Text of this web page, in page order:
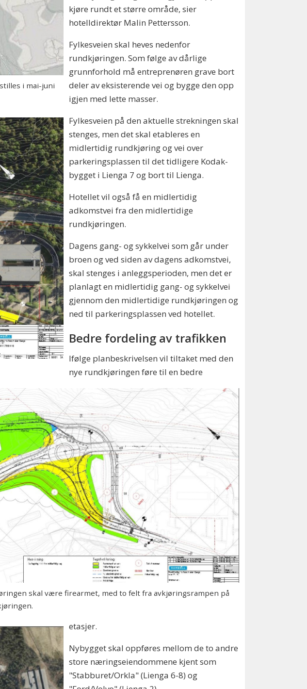
i mai-juni
kjøre rundt et større område, sier
hotelldirektør Malin Pettersson.
Fylkesveien skal heves nedenfor
rundkjøringen. Som følge av dårlige
grunnforhold må entreprenøren grave bort
deler av eksisterende vei og bygge den opp
igjen med lette masser.
skal være firearmet, med to felt fra avkjøringsrampen på
Fylkesveien på den aktuelle strekningen skal
stenges, men det skal etableres en
midlertidig rundkjøring og vei over
parkeringsplassen til det tidligere Kodak-
bygget i Lienga 7 og bort til Lienga.
Hotellet vil også få en midlertidig
adkomstvei fra den midlertidige
rundkjøringen.
Dagens gang- og sykkelvei som går under
broen og ved siden av dagens adkomstvei,
skal stenges i anleggsperioden, men det er
planlagt en midlertidig gang- og sykkelvei
gjennom den midlertidige rundkjøringen og
ned til parkeringsplassen ved hotellet.
Bedre fordeling av trafikken
Ifølge planbeskrivelsen vil tiltaket med den
nye rundkjøringen føre til en bedre
etasjer.
Nybygget skal oppføres mellom de to andre
store næringseiendommene kjent som
"Stabburet/Orkla" (Lienga 6-8) og